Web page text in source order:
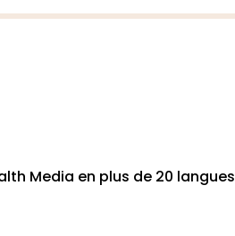
Media en plus de 20 langues